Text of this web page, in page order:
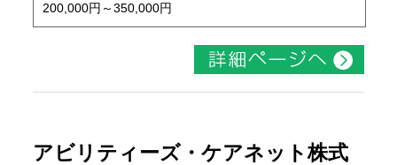
200,000円～350,000円
アビリティーズ・ケアネット株式